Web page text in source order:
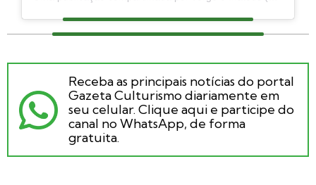
Receba as principais notícias do portal
Gazeta Culturismo diariamente em
seu celular. Clique aqui e participe do
canal no WhatsApp, de forma
gratuita.